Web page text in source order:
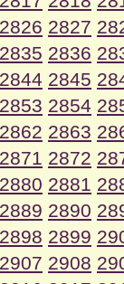
2826 2827
2835 2836
2844 2845
2853 2854
2862 2863
2871 2872
2880 2881
2889 2890
2898 2899
2907 2908